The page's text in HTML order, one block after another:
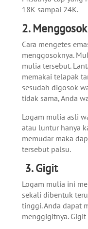
18K sampai 24K.
2. Menggosok
Cara mengetes
menggosoknya.
mulia tersebut.
memakai telapak
sesudah digosok
tidak sama, Anda
Logam mulia asli
atau luntur hanya
memudar maka
tersebut palsu.
3. Gigit
Logam mulia ini
sekali dibentuk
tinggi. Anda dapat
menggigitnya.